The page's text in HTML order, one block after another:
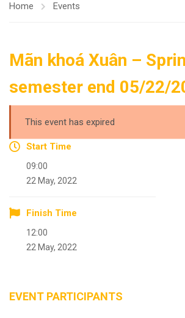
Home Events
Mãn khoá Xuân –
semester end 05/22/
This event has expired
Start Time
09:00
22 May, 2022
Finish Time
12:00
22 May, 2022
EVENT PARTICIPANTS